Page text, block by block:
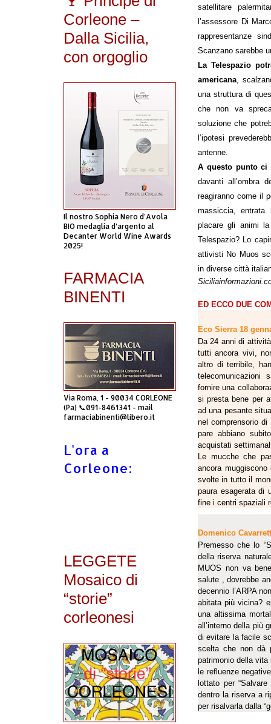
satellitare
l’assessore Di
rappresentanze
Scanzano sarebbe
La Telespazio
americana,
una struttura di
che non va
soluzione che
l’ipotesi
antenne.
A questo punto
davanti all’ombra
reagiranno come il
massiccia,
placare gli animi
Telespazio? Lo
attivisti No Muos
in diverse città
ED ECCO DUE
Eco Sierra 18
Da 24 anni di
tutti ancora vivi,
altro di terribile,
telecomunicazioni
fornire una
si presta bene per
ad una pesante
nel comprensorio
pare abbiano
acquistati
Le mucche che
ancora
svolte in tutto il
paura esagerata di
fine i centri spaziali
Domenico
Premesso che lo
della riserva
MUOS non va
salute , dovrebbe
decennio l’ARPA
abitata più vicina?
una altissima
all’interno della più
di evitare la facile
scelta che non dà
patrimonio della vita
le refluenze
lottato per
dentro la riserva a
per risalvarla dalla
Corleone –
Dalla Sicilia,
con orgoglio
Il nostro Sophia Nero d’Avola
BIO medaglia d’argento al
Decanter World Wine Awards
2025!
FARMACIA
BINENTI
Via Roma, 1 - 90034 CORLEONE
(Pa) 📞091-8461341 - mail
farmaciabinenti@libero.it
L'ora a
Corleone:
LEGGETE
Mosaico di
“storie”
corleonesi